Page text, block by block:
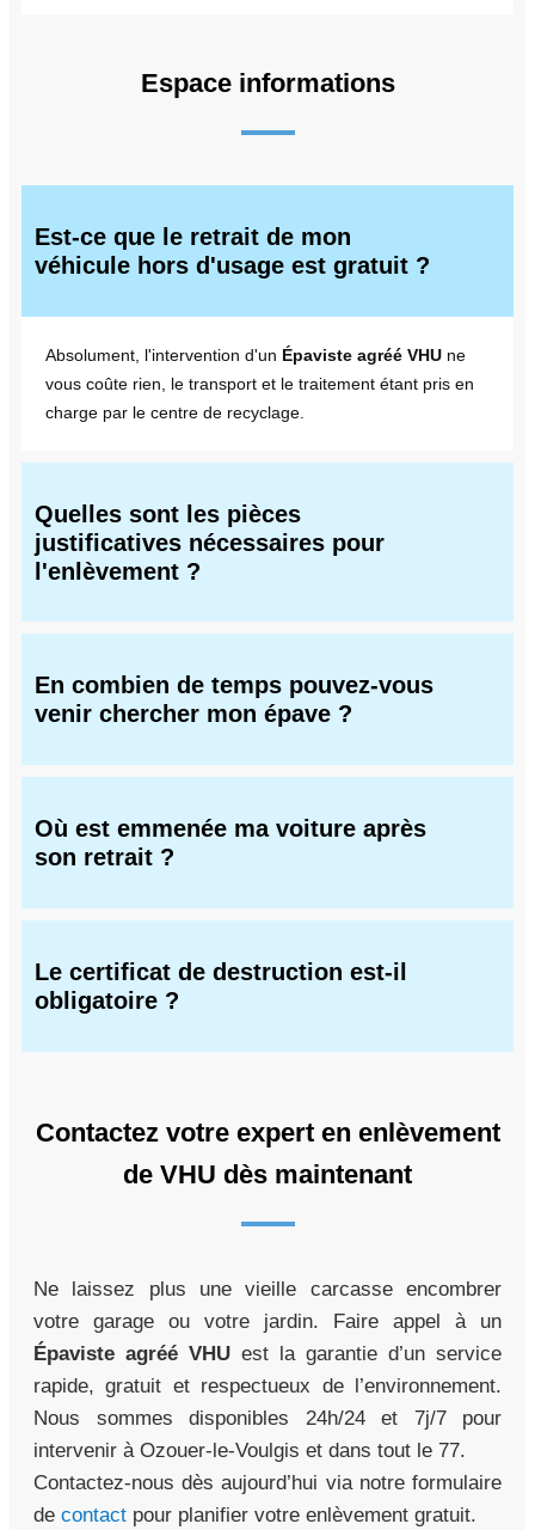
Espace informations
Est-ce que le retrait de mon
véhicule hors d'usage est gratuit ?
Absolument, l'intervention d'un Épaviste agréé VHU ne
vous coûte rien, le transport et le traitement étant pris en
charge par le centre de recyclage.
Quelles sont les pièces
justificatives nécessaires pour
l'enlèvement ?
En combien de temps pouvez-vous
venir chercher mon épave ?
Où est emmenée ma voiture après
son retrait ?
Le certificat de destruction est-il
obligatoire ?
Contactez votre expert en enlèvement
de VHU dès maintenant
Ne laissez plus une vieille carcasse encombrer
votre garage ou votre jardin. Faire appel à un
Épaviste agréé VHU est la garantie d’un service
rapide, gratuit et respectueux de l’environnement.
Nous sommes disponibles 24h/24 et 7j/7 pour
intervenir à Ozouer-le-Voulgis et dans tout le 77.
Contactez-nous dès aujourd’hui via notre formulaire
de contact pour planifier votre enlèvement gratuit.